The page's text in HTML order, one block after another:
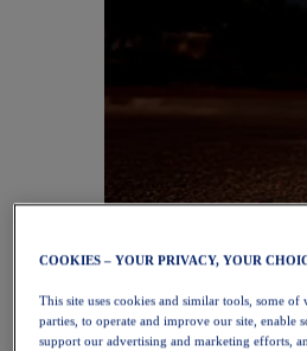
COOKIES – YOUR PRIVACY, YOUR
This site uses cookies and similar tools, some
parties, to operate and improve our site, enable
support our advertising and marketing efforts,